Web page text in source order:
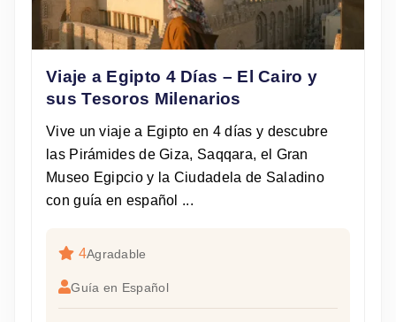
Viaje a Egipto 4 Días – El Cairo y
sus Tesoros Milenarios
Vive un viaje a Egipto en 4 días y descubre
las Pirámides de Giza, Saqqara, el Gran
Museo Egipcio y la Ciudadela de Saladino
con guía en español ...
4Agradable
Guía en Español